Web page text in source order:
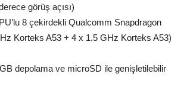
görüş açısı)
8 çekirdekli Qualcomm Snapdragon
Korteks A53 + 4 x 1.5 GHz Korteks A53)
depolama ve microSD ile genişletilebilir